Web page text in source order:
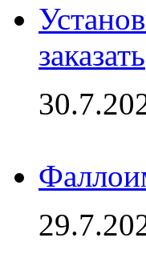
заказать